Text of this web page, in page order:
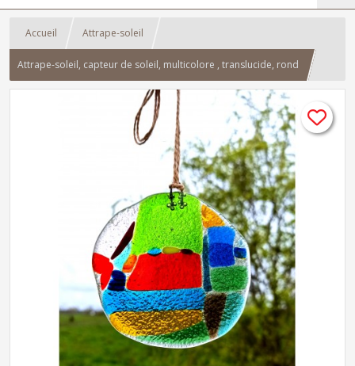
Accueil Attrape-soleil
Attrape-soleil, capteur de soleil, multicolore , translucide, rond